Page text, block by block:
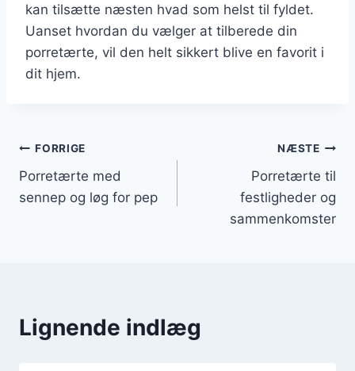
kan tilsætte næsten hvad som helst til fyldet.
Uanset hvordan du vælger at tilberede din
porretærte, vil den helt sikkert blive en favorit i
dit hjem.
Indlægsnavigation
FORRIGE
Porretærte med
sennep og løg for pep
NÆSTE
Porretærte til
festligheder og
sammenkomster
Lignende indlæg